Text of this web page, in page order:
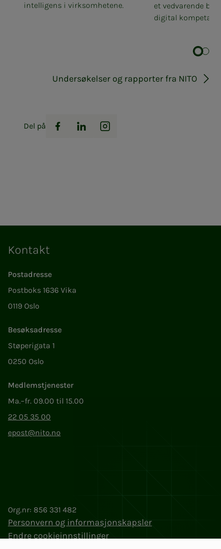
intelligens i virksomhetene.
et vedvarende
digital
Undersøkelser og rapporter fra NITO
Del på
Facebook
LinkedInInstagram
Kontakt
Postadresse
Postboks 1636 Vika
0119 Oslo
Besøksadresse
Støperigata 1
0250 Oslo
Medlemstjenester
Ma.–fr. 09.00 til 15.00
22 05 35 00
epost@nito.no
Org.nr: 856 331 482
Personvern og informasjonskapsler
Endre cookieinnstillinger